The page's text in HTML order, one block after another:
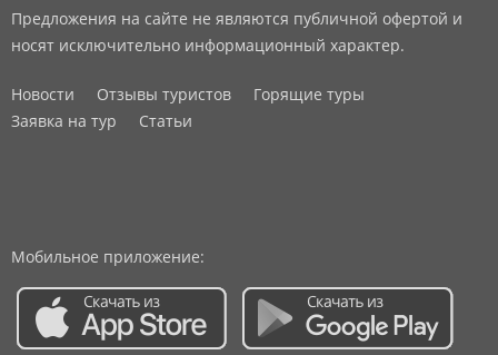
Предложения на сайте не являются публичной офертой и
носят исключительно информационный характер.
Новости Отзывы туристов
Горящие туры
Заявка на тур
Статьи
Мобильное приложение: